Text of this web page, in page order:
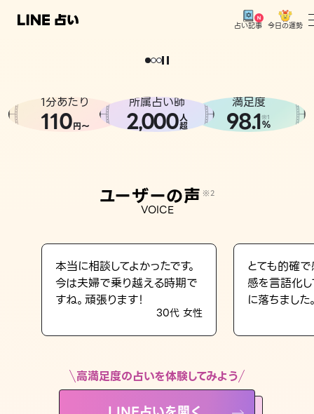
占い記事 今日の運勢
相談事例
LINE占いを開く
※LINEアプリ内のサービスページへ遷移します
1分あたり
110円〜
所属占い師
2,000人
超
満足度
98.1※1
%
ユーザーの声 ※2
VOICE
本当に相談してよかったです。
今は夫婦で乗り越える時期で
すね。頑張ります！
30代 女性
とても的確
感を言語化
に落ちました
高満足度の占いを体験してみよう